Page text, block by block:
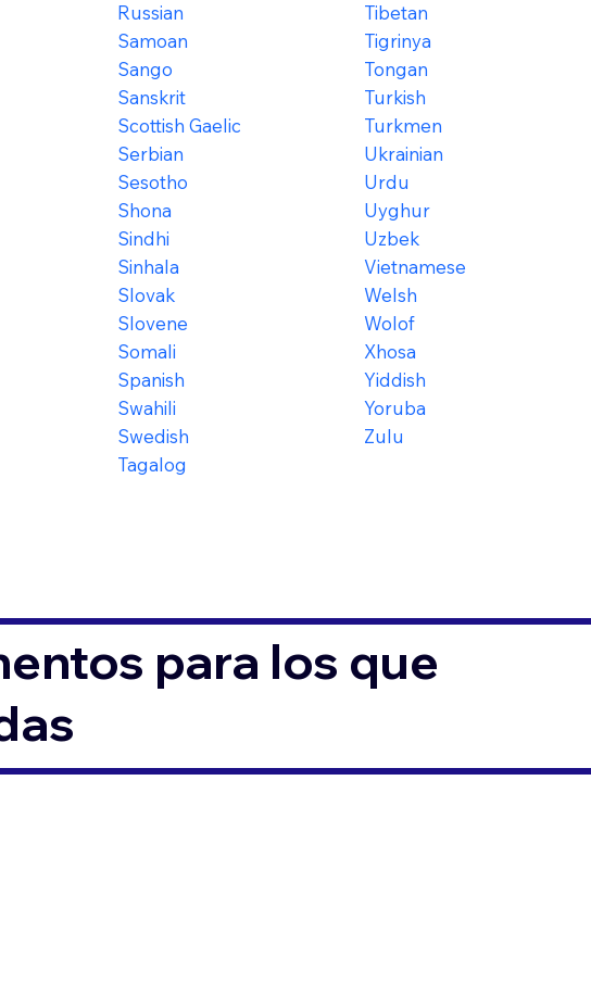
Russian
Samoan
Sango
Sanskrit
Scottish Gaelic
Serbian
Sesotho
Shona
Sindhi
Sinhala
Slovak
Slovene
Somali
Spanish
Swahili
Swedish
Tagalog
Tibetan
Tigrinya
Tongan
Turkish
Turkmen
Ukrainian
Urdu
Uyghur
Uzbek
Vietnamese
Welsh
Wolof
Xhosa
Yiddish
Yoruba
Zulu
para los que